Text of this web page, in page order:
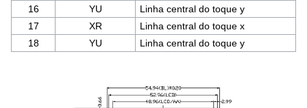
16
YU
Linha central do toque y
17
XR
Linha central do toque x
18
YU Linha central do toque y